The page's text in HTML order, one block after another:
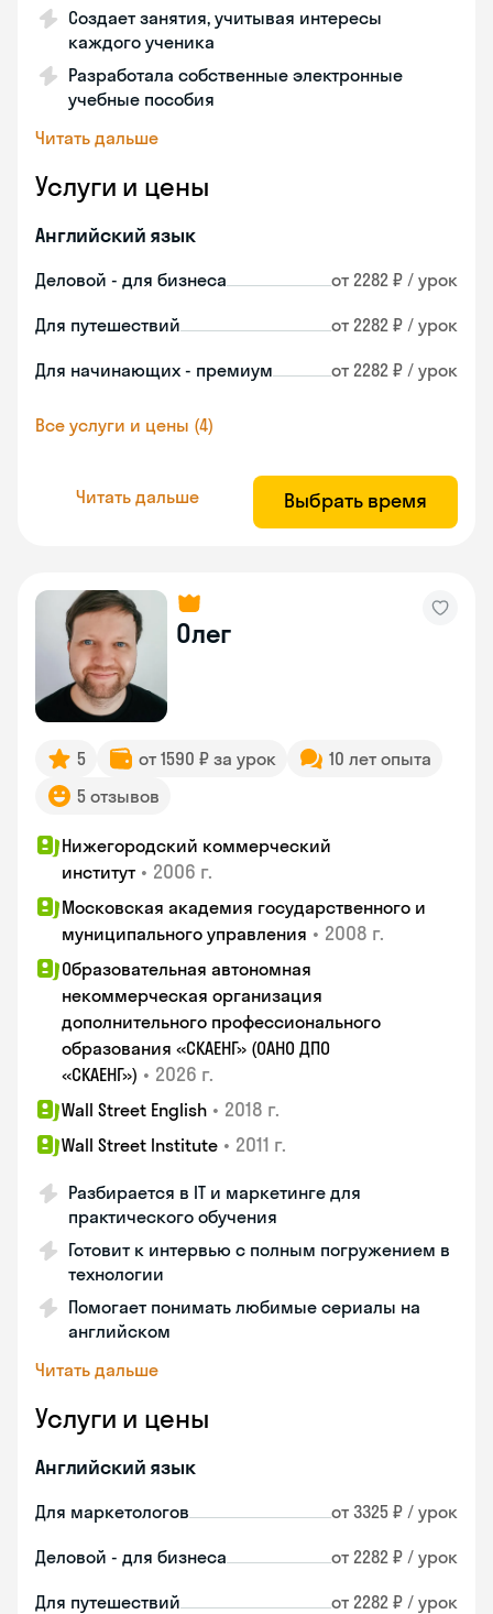
Создает занятия, учитывая интересы
каждого ученика
Разработала собственные электронные
учебные пособия
Читать дальше
Услуги и цены
Английский язык
Деловой - для бизнеса от 2282 ₽ / урок
Для путешествий от 2282 ₽ / урок
Для начинающих - премиум от 2282 ₽ / урок
Все услуги и цены (4)
Читать дальше Выбрать время
Олег
5 от 1590 ₽ за урок
10 лет опыта
5 отзывов
Нижегородский коммерческий
институт • 2006 г.
Московская академия государственного и
муниципального управления • 2008 г.
Образовательная автономная
некоммерческая организация
дополнительного профессионального
образования «СКАЕНГ» (ОАНО ДПО
«СКАЕНГ») • 2026 г.
Wall Street English • 2018 г.
Wall Street Institute • 2011 г.
Разбирается в IT и маркетинге для
практического обучения
Готовит к интервью с полным погружением в
технологии
Помогает понимать любимые сериалы на
английском
Читать дальше
Услуги и цены
Английский язык
Для маркетологов от 3325 ₽ / урок
Деловой - для бизнеса от 2282 ₽ / урок
Для путешествий от 2282 ₽ / урок